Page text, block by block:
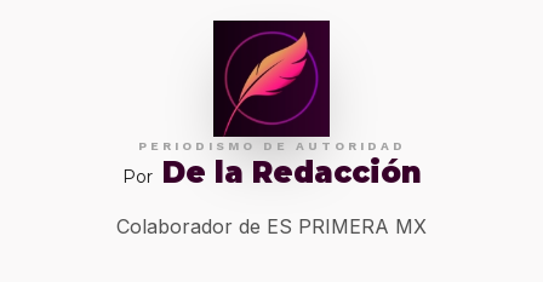
PERIODISMO DE AUTORIDAD
Por De la Redacción
Colaborador de ES PRIMERA MX